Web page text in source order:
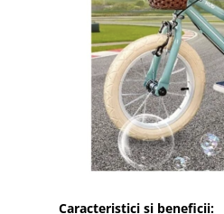
Caracteristici si beneficii: